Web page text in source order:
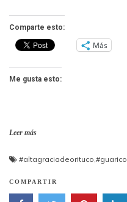
Comparte esto:
Más
Me gusta esto:
Leer más
#altagraciadeorituco,#guarico
COMPARTIR